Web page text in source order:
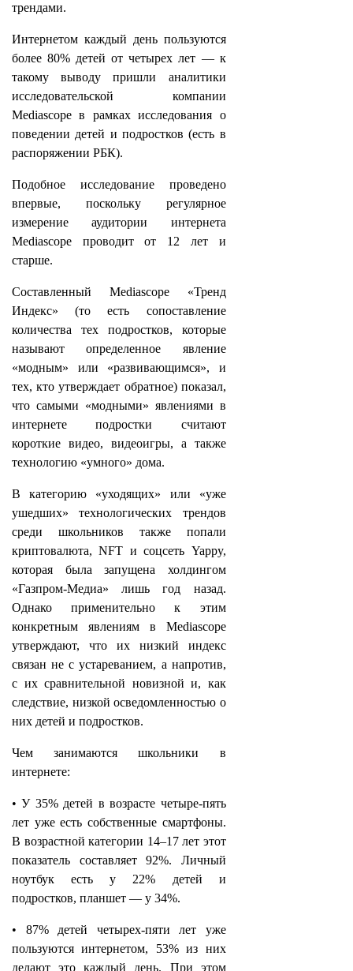
трендами.
Интернетом каждый день пользуются
более 80% детей от четырех лет — к
такому выводу пришли аналитики
исследовательской компании
Mediascope в рамках исследования о
поведении детей и подростков (есть в
распоряжении РБК).
Подобное исследование проведено
впервые, поскольку регулярное
измерение аудитории интернета
Mediascope проводит от 12 лет и
старше.
Составленный Mediascope «Тренд
Индекс» (то есть сопоставление
количества тех подростков, которые
называют определенное явление
«модным» или «развивающимся», и
тех, кто утверждает обратное) показал,
что самыми «модными» явлениями в
интернете подростки считают
короткие видео, видеоигры, а также
технологию «умного» дома.
В категорию «уходящих» или «уже
ушедших» технологических трендов
среди школьников также попали
криптовалюта, NFT и соцсеть Yappy,
которая была запущена холдингом
«Газпром-Медиа» лишь год назад.
Однако применительно к этим
конкретным явлениям в Mediascope
утверждают, что их низкий индекс
связан не с устареванием, а напротив,
с их сравнительной новизной и, как
следствие, низкой осведомленностью о
них детей и подростков.
Чем занимаются школьники в
интернете:
• У 35% детей в возрасте четыре-пять
лет уже есть собственные смартфоны.
В возрастной категории 14–17 лет этот
показатель составляет 92%. Личный
ноутбук есть у 22% детей и
подростков, планшет — у 34%.
• 87% детей четырех-пяти лет уже
пользуются интернетом, 53% из них
делают это каждый день. При этом